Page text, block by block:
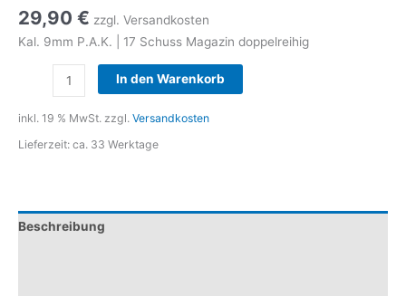
29,90 € zzgl. Versandkosten
Kal. 9mm P.A.K. | 17 Schuss Magazin doppelreihig
Zoraki
-
Menge
In den Warenkorb
inkl. 19 % MwSt. zzgl. Versandkosten
Lieferzeit: ca. 33 Werktage
Beschreibung